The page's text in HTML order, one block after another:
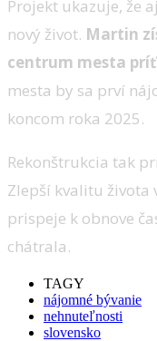
Projekt ukazuje, že
nový život. Martin
centrum mesta
mesta by sa prví
koncom roka 2025.
Rekonštrukcia tak
Zlepší kvalitu života
prispeje k obnove
chátrala.
TAGY
nájomné bývanie
nehnuteľnosti
slovensko